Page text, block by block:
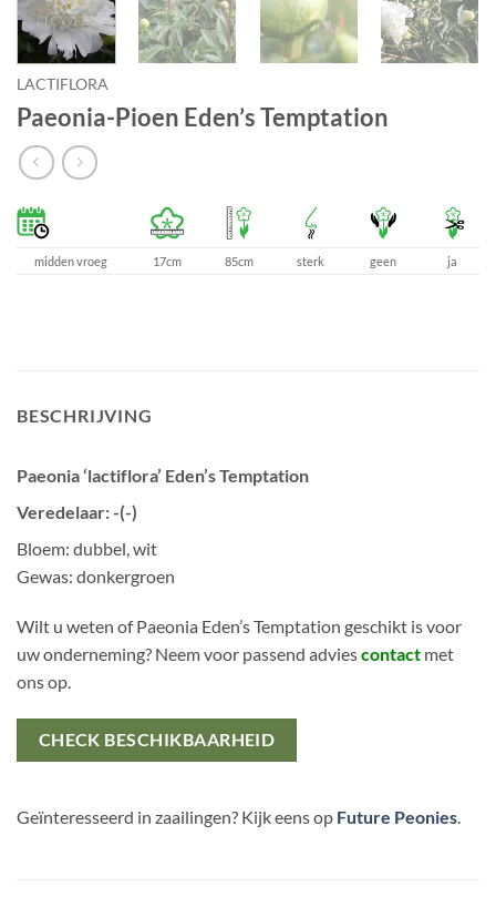
LACTIFLORA
Paeonia-Pioen Eden’s Temptation
midden vroeg 17cm 85cm sterk geen ja
BESCHRIJVING
Paeonia ‘lactiflora’ Eden’s Temptation
Veredelaar: -(-)
Bloem: dubbel, wit
Gewas: donkergroen
Wilt u weten of Paeonia Eden’s Temptation geschikt is voor
uw onderneming? Neem voor passend adviescontact met
ons op.
CHECK BESCHIKBAARHEID
Geïnteresseerd in zaailingen? Kijk eens op Future Peonies